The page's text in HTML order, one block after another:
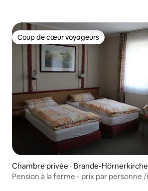
Coup de cœur voyageurs
Coup de cœur voyageurs
Chambre privée ⋅ Brande-
Pension à la ferme - prix par personne